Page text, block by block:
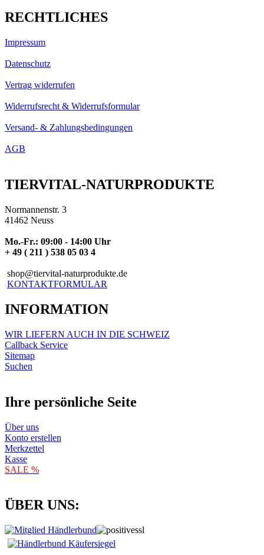
RECHTLICHES
Impressum
Datenschutz
Vertrag widerrufen
Widerrufsrecht & Widerrufsformular
Versand- & Zahlungsbedingungen
AGB
TIERVITAL-NATURPRODUKTE
Normannenstr. 3
41462 Neuss
Mo.-Fr.: 09:00 - 14:00 Uhr
+ 49 ( 211 ) 538 05 03 4
shop@tiervital-naturprodukte.de
KONTAKTFORMULAR
INFORMATION
WIR LIEFERN AUCH IN DIE SCHWEIZ
Callback Service
Sitemap
Suchen
Ihre persönliche Seite
Über uns
Konto erstellen
Merkzettel
Kasse
SALE %
ÜBER UNS: